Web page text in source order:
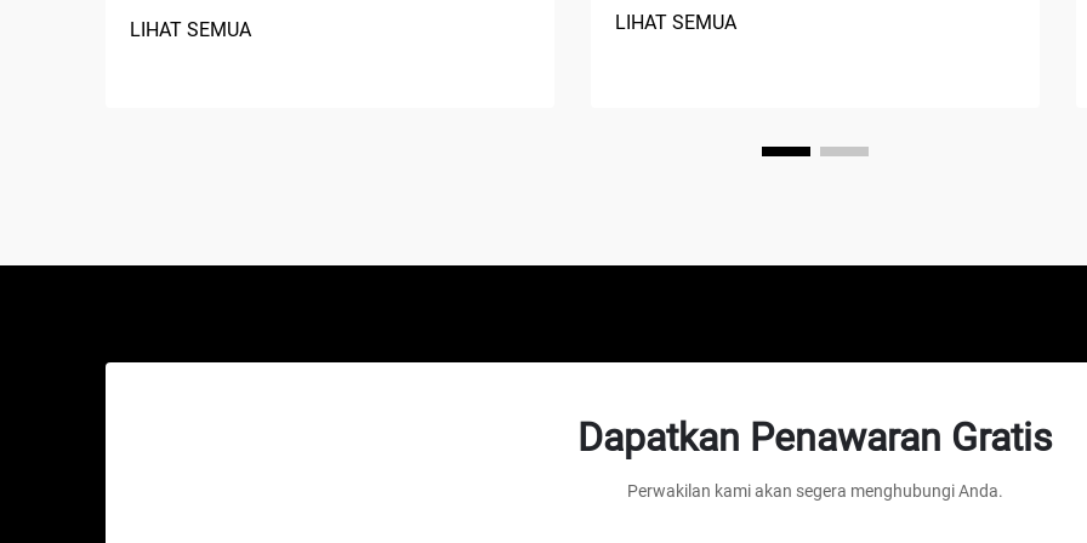
di fasilitas servis otomotif, bengkel
LIHAT SEMUA
otomotif, konstruksi, atau proyek
LIHAT SEMUA
Dapatkan Penawaran Gratis
Perwakilan kami akan segera menghubungi Anda.